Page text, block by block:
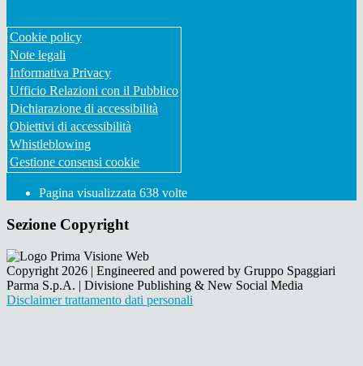
Cookie policy
Note legali
Informativa Privacy
Ufficio Relazioni con il Pubblico
Dichiarazione di accessibilità
Obiettivi di accessibilità
Whistleblowing
Gestione consensi cookie
Pagina visualizzata 638 volte
Sezione Copyright
Copyright 2026 | Engineered and powered by Gruppo Spaggiari
Parma S.p.A. | Divisione Publishing & New Social Media
Disclaimer trattamento dati personali